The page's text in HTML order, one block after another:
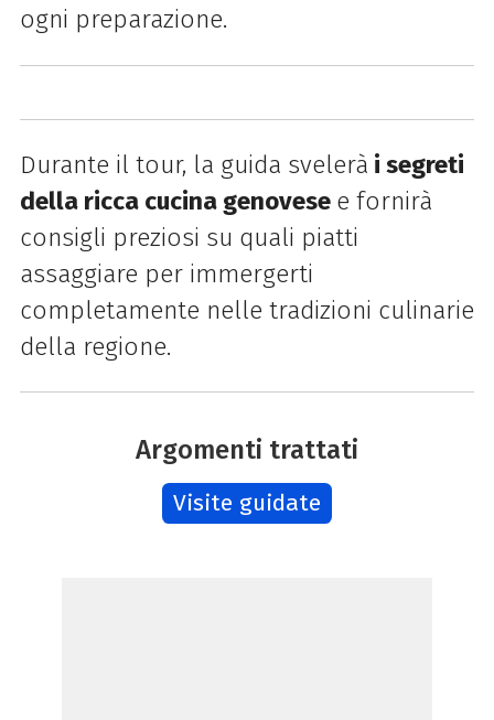
ogni preparazione.
Durante il tour, la guida svelerà i segreti
della ricca cucina genovese e fornirà
consigli preziosi su quali piatti
assaggiare per immergerti
completamente nelle tradizioni culinarie
della regione.
Argomenti trattati
Visite guidate